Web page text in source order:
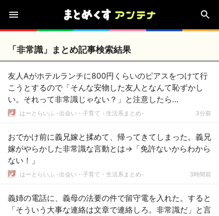
「非常識」まとめ記事検索結果
友人Aがホテルランチに800円くらいのピアスをつけて行
こうとするので「そんな安物した友人となんて恥ずかし
い。それって非常識じゃない？」と注意したら…
はーとらいふ -出会い・子育て・生活系まとめ- 3分前
おでかけ前に義兄嫁と揉めて、帰ってきてしまった。義兄
嫁がやらかした非常識な言動とは→「免許ないからわから
ない！」
はーとらいふ -出会い・子育て・生活系まとめ- 3時間前
義姉の電話に、義母の法要の件で留守電を入れた。すると
「そういう大事な連絡は文章で連絡しろ。非常識だ」と言